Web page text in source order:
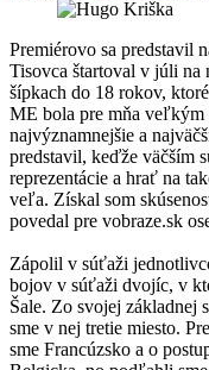
Premiérovo sa predstavil
Tisovca štartoval v júli na
šípkach do 18 rokov,
ME bola pre mňa veľkým
najvýznamnejšie a
predstavil, keďže väčším
reprezentácie a hrať na
veľa. Získal som
povedal pre vobraze.sk
Zápolil v súťaži
bojov v súťaži dvojíc, v
Šale. Zo svojej základnej
sme v nej tretie miesto.
sme Francúzsko a o